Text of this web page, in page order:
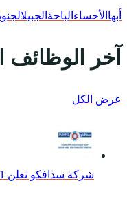
أبها الأحساء الباحة الجبيل
آخر الوظائف
عرض الكل
شركة سدافكو تعلن 11 فرصة وظيفية للثانوية فأعلى في 5 مدن بالمملكة